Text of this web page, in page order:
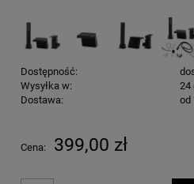
Dostępność:
Wysyłka w:
24
Dostawa:
od
Cena nie zawiera ewentualnych
Cena: 399,00 zł